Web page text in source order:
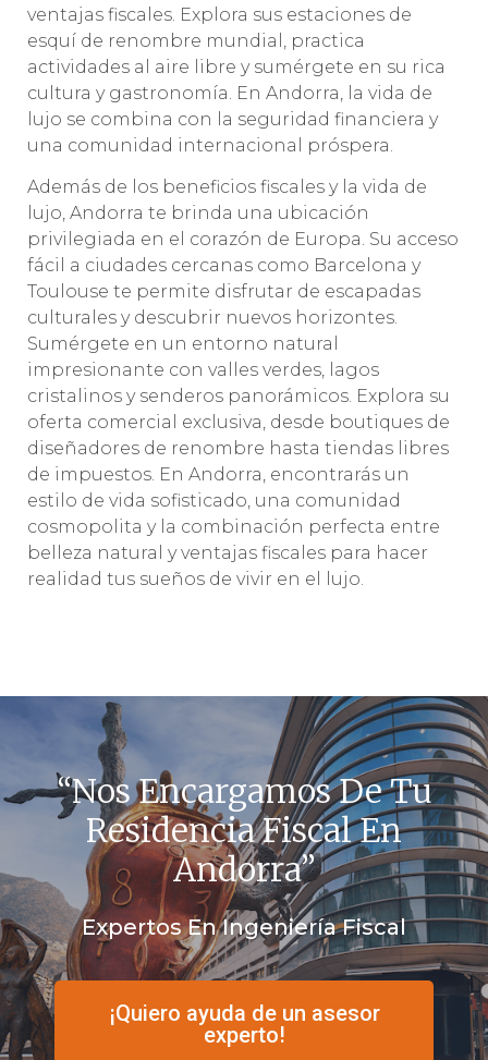
ventajas fiscales. Explora sus estaciones de
esquí de renombre mundial, practica
actividades al aire libre y sumérgete en su rica
cultura y gastronomía. En Andorra, la vida de
lujo se combina con la seguridad financiera y
una comunidad internacional próspera.
Además de los beneficios fiscales y la vida de
lujo, Andorra te brinda una ubicación
privilegiada en el corazón de Europa. Su acceso
fácil a ciudades cercanas como Barcelona y
Toulouse te permite disfrutar de escapadas
culturales y descubrir nuevos horizontes.
Sumérgete en un entorno natural
impresionante con valles verdes, lagos
cristalinos y senderos panorámicos. Explora su
oferta comercial exclusiva, desde boutiques de
diseñadores de renombre hasta tiendas libres
de impuestos. En Andorra, encontrarás un
estilo de vida sofisticado, una comunidad
cosmopolita y la combinación perfecta entre
belleza natural y ventajas fiscales para hacer
realidad tus sueños de vivir en el lujo.
“Nos Encargamos De Tu
Residencia Fiscal En
Andorra”
Expertos En Ingeniería Fiscal
¡Quiero ayuda de un asesor
experto!